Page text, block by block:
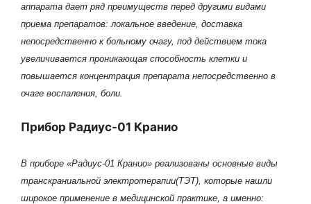
аппарата дает ряд преимуществ перед другими видами
приема препаратов: локальное введение, доставка
непосредственно к больному очагу, под действием тока
увеличивается проникающая способность клетки и
повышается концентрация препарата непосредственно в
очаге воспаления, боли.
Прибор Радиус-01 Кранио
В приборе «Радиус-01 Кранио» реализованы основные виды
транскраниальной электротерапии(ТЭТ), которые нашли
широкое применение в медицинской практике, а именно: